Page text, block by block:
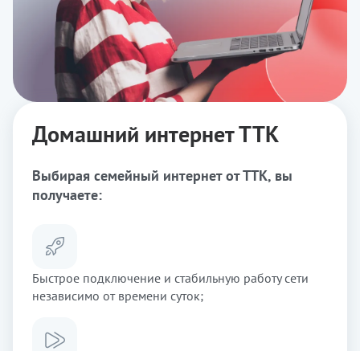
Домашний интернет ТТК
Выбирая семейный интернет от ТТК, вы
получаете:
Быстрое подключение и стабильную работу сети
независимо от времени суток;